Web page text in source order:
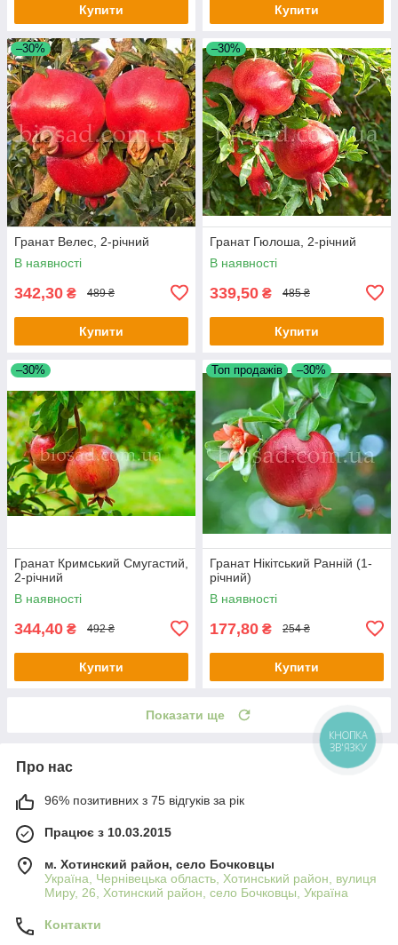
Купити Купити
–30%
Гранат Велес, 2-річний
В наявності
342,30 ₴ 489 ₴
Купити
–30%
Гранат Гюлоша, 2-річний
В наявності
339,50 ₴ 485 ₴
Купити
–30%
Гранат Кримський Смугастий,
2-річний
В наявності
344,40 ₴ 492 ₴
Купити
Топ продажів –30%
Гранат Нікітський Ранній (1-
річний)
В наявності
177,80 ₴ 254 ₴
Купити
Показати ще
Про нас
96% позитивних з 75 відгуків за рік
Працює з 10.03.2015
м. Хотинский район, село Бочковцы
Україна, Чернівецька область, Хотинський район, вулиця
Миру, 26, Хотинский район, село Бочковцы, Україна
Контакти
КНОПКА
ЗВ'ЯЗКУ